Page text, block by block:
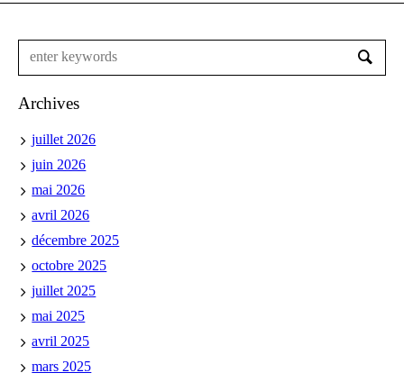
Archives
juillet 2026
juin 2026
mai 2026
avril 2026
décembre 2025
octobre 2025
juillet 2025
mai 2025
avril 2025
mars 2025